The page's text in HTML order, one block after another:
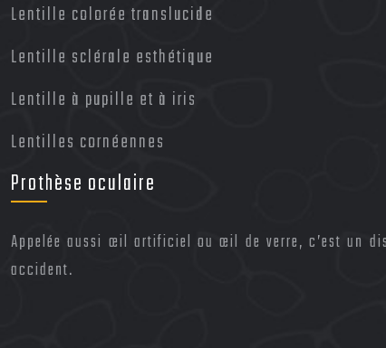
Lentille colorée translucide
Lentille sclérale esthétique
Lentille à pupille et à iris
Lentilles cornéennes
Prothèse oculaire
Appelée aussi œil artificiel ou œil de verre, c’est un
accident.